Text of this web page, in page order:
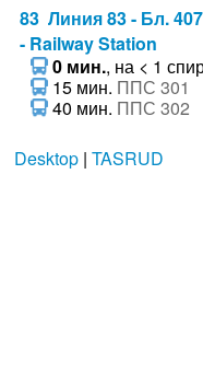
83 Линия 83 - Бл.
- Railway Station
0 мин., на < 1
15 мин. ППС 301
40 мин. ППС 302
Desktop| TASRUD